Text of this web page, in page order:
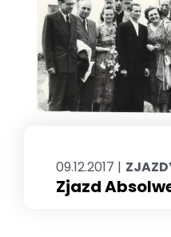
09.12.2017 |
Zjazd